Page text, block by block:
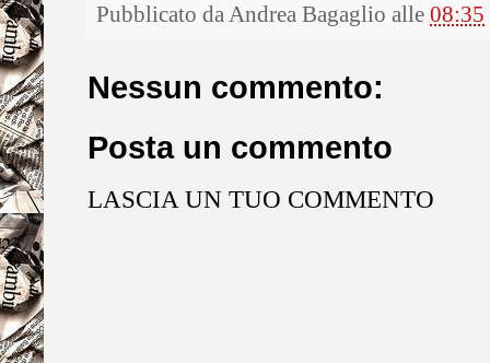
Pubblicato daAndrea Bagaglio alle 08:35
Nessun commento:
Posta un commento
LASCIA UN TUO COMMENTO